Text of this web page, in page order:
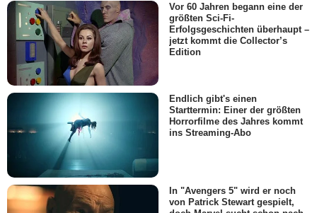
Vor 60 Jahren begann eine der
größten Sci-Fi-
Erfolgsgeschichten überhaupt –
jetzt kommt die Collector’s
Edition
Endlich gibt's einen
Starttermin: Einer der größten
Horrorfilme des Jahres kommt
ins Streaming-Abo
In "Avengers 5" wird er noch
von Patrick Stewart gespielt,